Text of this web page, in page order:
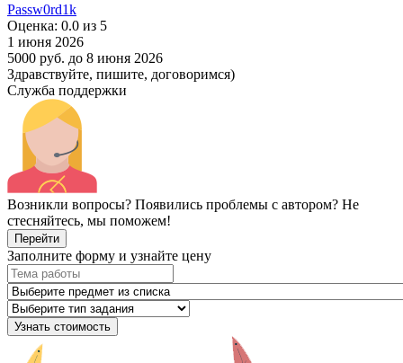
Passw0rd1k
Оценка: 0.0 из 5
1 июня 2026
5000 руб. до 8 июня 2026
Здравствуйте, пишите, договоримся)
Служба поддержки
Возникли вопросы? Появились проблемы с автором? Не
стесняйтесь, мы поможем!
Перейти
Заполните форму и узнайте цену
Узнать стоимость